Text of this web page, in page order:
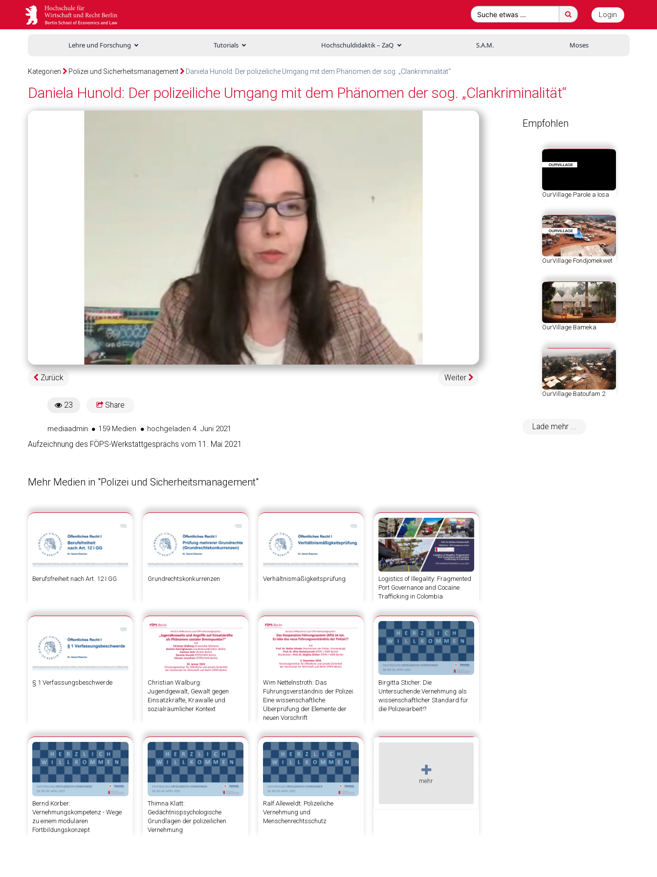
Suche etwas ... Login
Lehre und Forschung Tutorials Hochschuldidaktik – ZaQ S.A.M. Moses
Kategorien Polizei und Sicherheitsmanagement Daniela Hunold: Der polizeiliche Umgang mit dem Phänomen der sog. „Clankriminalität“
Daniela Hunold: Der polizeiliche Umgang mit dem Phänomen der sog. „Clankriminalität“
1.49%
Ton
aus
Wiedergabegeschwindigkeit
quality
menu
Zurück Weiter
23 Share
mediaadmin 159 Medien
hochgeladen 4. Juni 2021
Aufzeichnung des FÖPS-Werkstattgesprächs vom 11. Mai 2021
Mehr Medien in "Polizei und Sicherheitsmanagement"
Berufsfreiheit nach Art. 12 I GG Grundrechtskonkurrenzen Verhältnismäßigkeitsprüfung
Logistics of Illegality: Fragmented
Port Governance and Cocaine
Trafficking in Colombia
§ 1 Verfassungsbeschwerde
Christian Walburg:
Jugendgewalt, Gewalt gegen
Einsatzkräfte, Krawalle und
sozialräumlicher Kontext
Wim Nettelnstroth: Das
Führungsverständnis der Polizei.
Eine wissenschaftliche
Überprüfung der Elemente der
neuen Vorschrift
Birgitta Sticher: Die
Untersuchende Vernehmung als
wissenschaftlicher Standard für
die Polizeiarbeit!?
Bernd Körber:
Vernehmungskompetenz - Wege
zu einem modularen
Fortbildungskonzept
Thimna Klatt:
Gedächtnispsychologische
Grundlagen der polizeilichen
Vernehmung
Ralf Alleweldt: Polizeiliche
Vernehmung und
Menschenrechtsschutz
mehr
Empfohlen
OurVillage Parole a Iosa
OurVillage Fondjomekwet
OurVillage Bameka
OurVillage Batoufam 2
Lade mehr